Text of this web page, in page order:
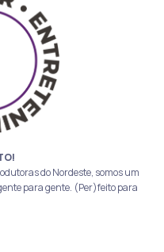
do Nordeste, somos um
para gente. (Per)feito para